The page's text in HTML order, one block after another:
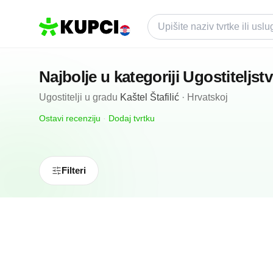
Najbolje u kategoriji
Ugostitelji u gradu Kaštel Štafilić · Hrvatskoj
Ostavi recenziju · Dodaj tvrtku
Filteri